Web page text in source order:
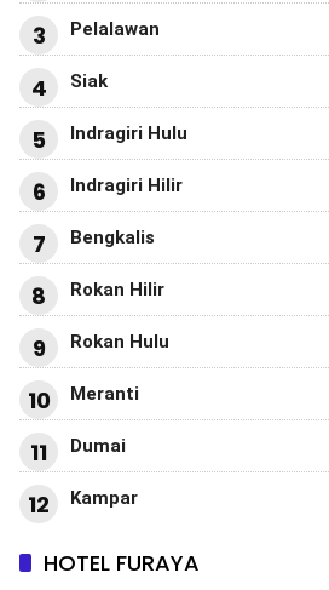
3 Pelalawan
4 Siak
5 Indragiri Hulu
6 Indragiri Hilir
7 Bengkalis
8 Rokan Hilir
9 Rokan Hulu
10 Meranti
11 Dumai
12 Kampar
HOTEL FURAYA